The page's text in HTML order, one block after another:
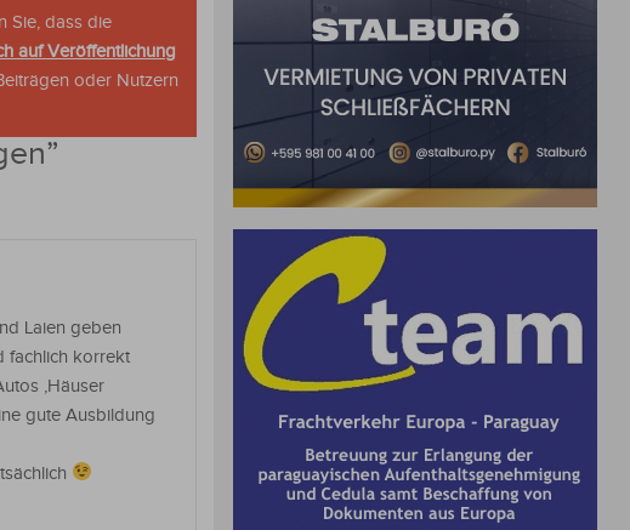
Sie, dass die
auf Veröffentlichung
oder Nutzern
”
Laien geben
fachlich korrekt
,Häuser
gute Ausbildung